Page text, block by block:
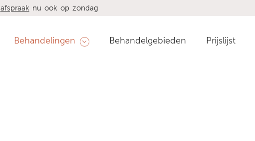
afspraak nu ook op zondag
Behandelingen Behandelgebieden Prijslijst